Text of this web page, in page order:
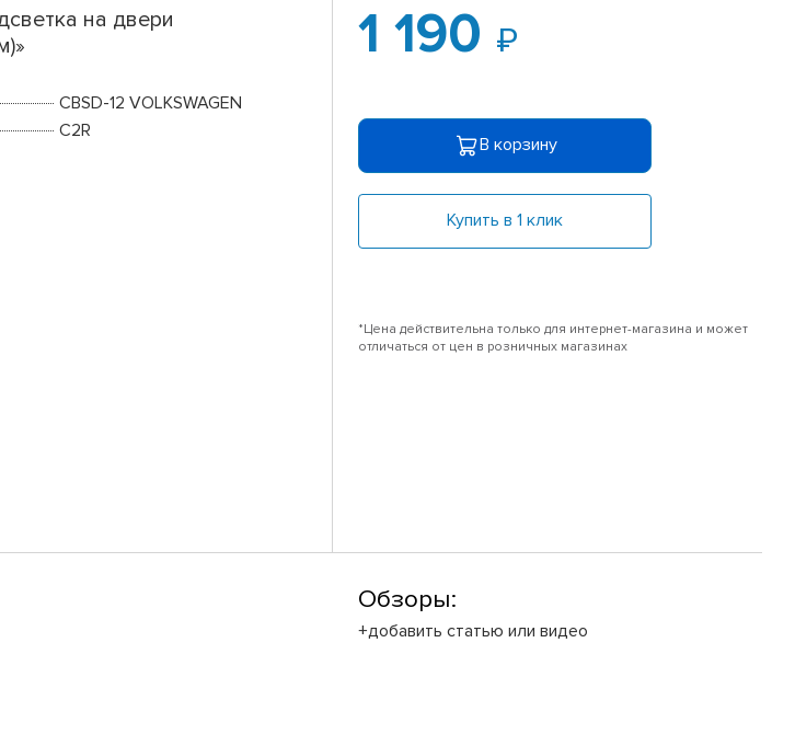
на двери
CBSD-12 VOLKSWAGEN
C2R
1 190
В корзину
Купить в 1 клик
*Цена действительна только для интернет-магазина и может
отличаться от цен в розничных магазинах
Обзоры:
+добавить статью или видео